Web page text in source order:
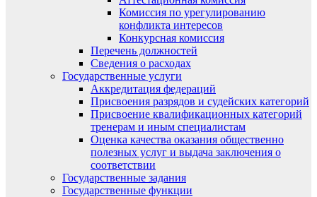
Комиссия по урегулированию
конфликта интересов
Конкурсная комиссия
Перечень должностей
Сведения о расходах
Государственные услуги
Аккредитация федераций
Присвоения разрядов и судейских категорий
Присвоение квалификационных категорий
тренерам и иным специалистам
Оценка качества оказания общественно
полезных услуг и выдача заключения о
соответствии
Государственные задания
Государственные функции